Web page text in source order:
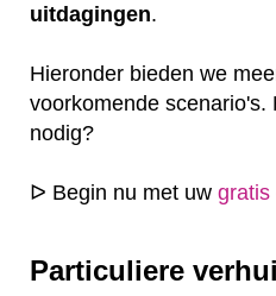
uitdagingen.
Hieronder bieden we
voorkomende scenario's.
nodig?
ᐅ Begin nu met uw gratis
Particuliere